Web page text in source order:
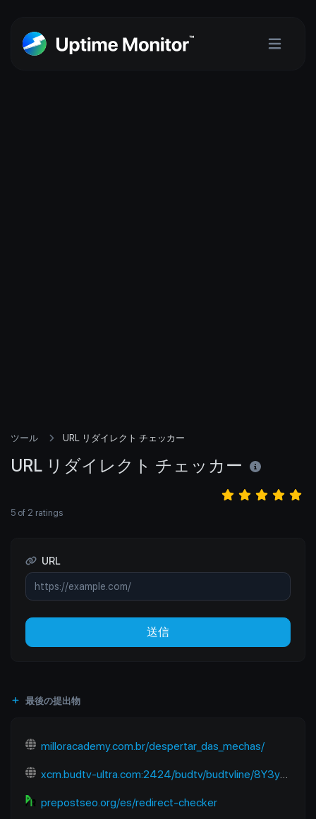
ツール URL リダイレクト チェッカー
URL リダイレクト チェッカー
5 of 2 ratings
URL
送信
最後の提出物
milloracademy.com.br/despertar_das_mechas/
xcm.budtv-ultra.com:2424/budtv/budtvline/8Y3ymUpJESps/281187.m3u8
prepostseo.org/es/redirect-checker